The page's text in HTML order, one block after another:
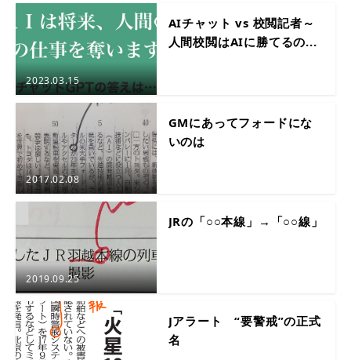
2023.03.15
AIチャット vs 校閲記者～
人間校閲はAIに勝てるの...
2017.02.08
GMにあってフォードにな
いのは
2019.09.25
JRの「○○本線」→「○○線」
Jアラート “要警戒”の正式
名